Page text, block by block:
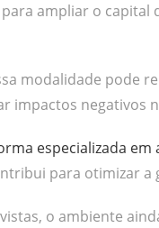
ampliar o capital
modalidade pode
impactos negativos
especializada em
para otimizar a
o ambiente